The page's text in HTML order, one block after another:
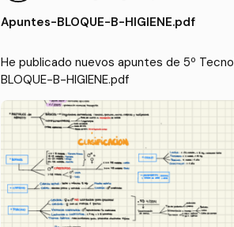
Apuntes-BLOQUE-B-HIGIENE.pdf
He publicado nuevos apuntes de 5º
BLOQUE-B-HIGIENE.pdf